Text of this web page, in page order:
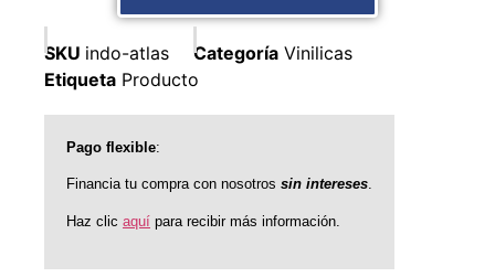
SKU indo-atlas Categoría Vinilicas
Etiqueta Producto
Pago flexible:
Financia tu compra con nosotros sin intereses.
Haz clic aquí para recibir más información.